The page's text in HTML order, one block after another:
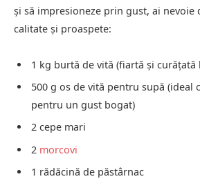
și să impresioneze prin gust, ai nevoie
calitate și proaspete:
1 kg burtă de vită (fiartă și curățată
500 g os de vită pentru supă (ideal
pentru un gust bogat)
2 cepe mari
2 morcovi
1 rădăcină de păstârnac